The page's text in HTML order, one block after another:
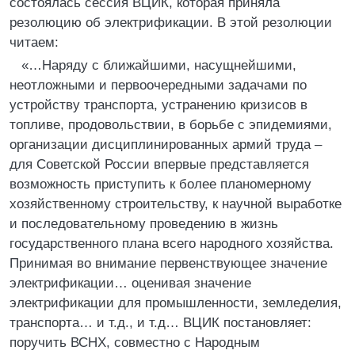
резолюцию об электрификации. В этой резолюции
читаем:
«…Наряду с ближайшими, насущнейшими,
неотложными и первоочередными задачами по
устройству транспорта, устранению кризисов в
топливе, продовольствии, в борьбе с эпидемиями,
организации дисциплинированных армий труда –
для Советской России впервые представляется
возможность приступить к более планомерному
хозяйственному строительству, к научной выработке
и последовательному проведению в жизнь
государственного плана всего народного хозяйства.
Принимая во внимание первенствующее значение
электрификации… оценивая значение
электрификации для промышленности, земледелия,
транспорта… и т.д., и т.д… ВЦИК постановляет:
поручить ВСНХ, совместно с Народным